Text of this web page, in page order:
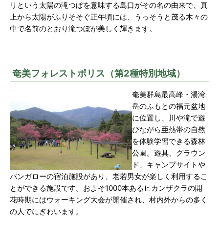
リという太陽の滝つぼを意味する島口がその名の由来で、真
上から太陽がふりそそぐ正午頃には、うっそうと茂る木々の
中で名前のとおり滝つぼが美しく輝きます。
奄美フォレストポリス（第2種特別地域）
奄美群島最高峰・湯湾
岳のふもとの福元盆地
に位置し、川や滝で遊
びながら亜熱帯の自然
を体験学習できる森林
公園。遊具、グラウン
ド、キャンプサイトや
バンガローの宿泊施設があり、老若男女が楽しく利用するこ
とができる施設です。およそ1000本あるヒカンザクラの開
花時期にはウォーキング大会が開催され、村内外からの多く
の人でにぎわいます。